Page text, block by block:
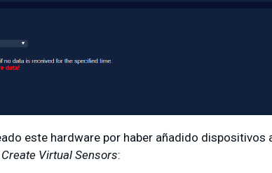
este hardware por haber añadido dispositivos
Create Virtual Sensors: